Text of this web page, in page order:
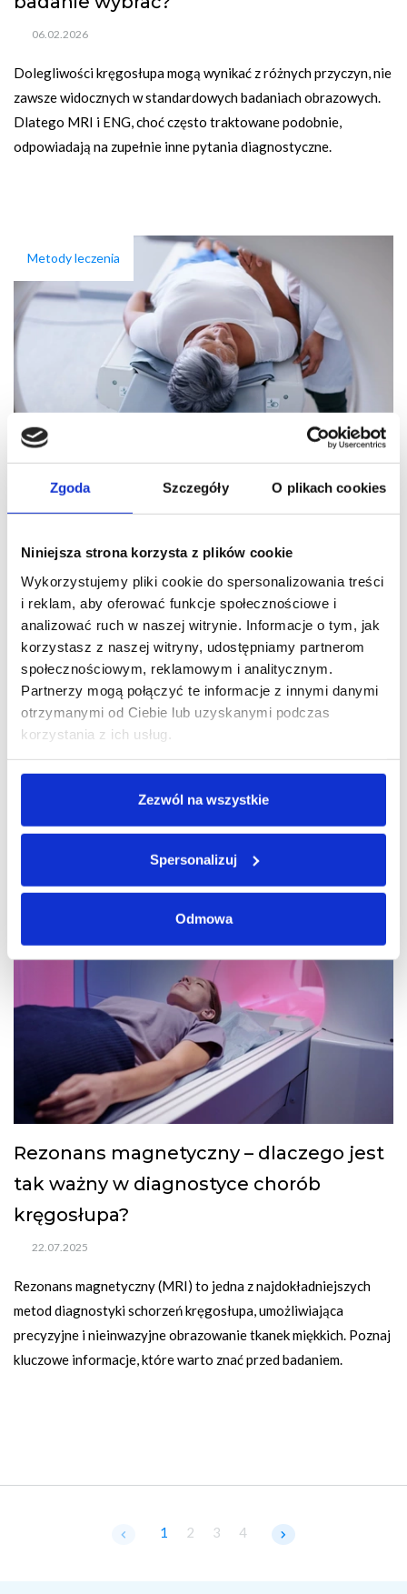
Zgoda Szczegóły O plikach cookies
Niniejsza strona korzysta z plików cookie
Wykorzystujemy pliki cookie do spersonalizowania treści
i reklam, aby oferować funkcje społecznościowe i
analizować ruch w naszej witrynie. Informacje o tym, jak
korzystasz z naszej witryny, udostępniamy partnerom
społecznościowym, reklamowym i analitycznym.
Partnerzy mogą połączyć te informacje z innymi danymi
otrzymanymi od Ciebie lub uzyskanymi podczas
korzystania z ich usług.
Zezwól na wszystkie
Spersonalizuj
Odmowa
06.02.2026
Dolegliwości kręgosłupa mogą wynikać z różnych przyczyn, nie
zawsze widocznych w standardowych badaniach obrazowych.
Dlatego MRI i ENG, choć często traktowane podobnie,
odpowiadają na zupełnie inne pytania diagnostyczne.
Metody leczenia
Jak przygotować się do rezonansu lub
tomografii kręgosłupa? Praktyczne
porady dla pacjenta
08.12.2025
Badania obrazowe kręgosłupa (MRI/CT) są kluczowe do
wczesnej diagnostyki zmian, a odpowiednie przygotowanie
pacjenta minimalizuje stres i gwarantuje wiarygodność
Rezonans magnetyczny – dlaczego jest
tak ważny w diagnostyce chorób
kręgosłupa?
22.07.2025
Rezonans magnetyczny (MRI) to jedna z najdokładniejszych
metod diagnostyki schorzeń kręgosłupa, umożliwiająca
precyzyjne i nieinwazyjne obrazowanie tkanek miękkich. Poznaj
kluczowe informacje, które warto znać przed badaniem.
1 2 3 4